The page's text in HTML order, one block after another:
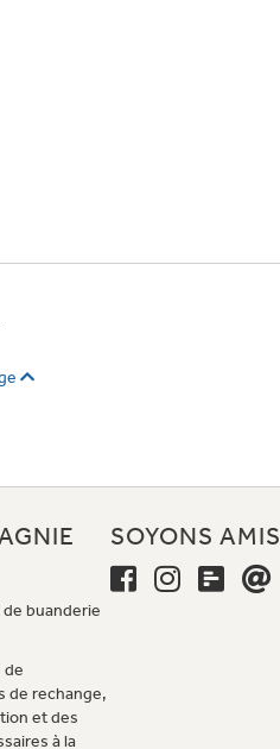
buanderie
de
de rechange,
et des
à la
SOYONS AMIS